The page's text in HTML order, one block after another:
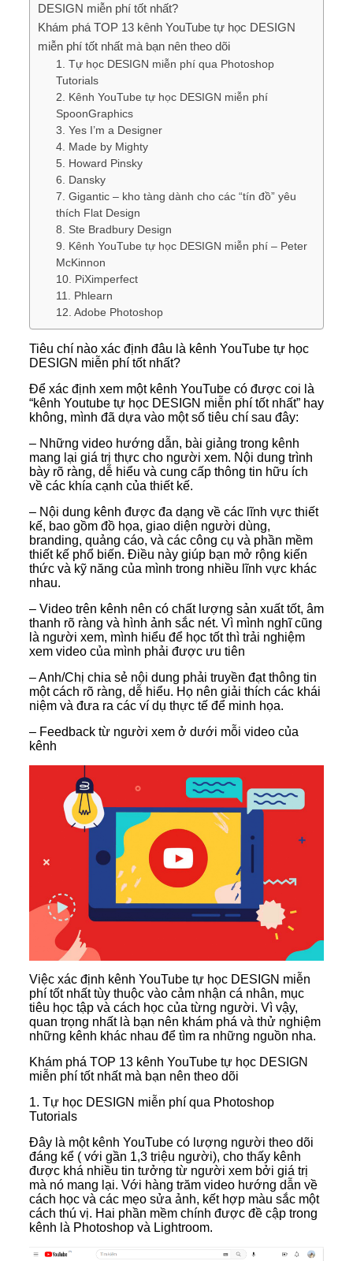
DESIGN miễn phí tốt nhất?
Khám phá TOP 13 kênh YouTube tự học DESIGN
miễn phí tốt nhất mà bạn nên theo dõi
1. Tự học DESIGN miễn phí qua Photoshop
Tutorials
2. Kênh YouTube tự học DESIGN miễn phí
SpoonGraphics
3. Yes I’m a Designer
4. Made by Mighty
5. Howard Pinsky
6. Dansky
7. Gigantic – kho tàng dành cho các “tín đồ” yêu
thích Flat Design
8. Ste Bradbury Design
9. Kênh YouTube tự học DESIGN miễn phí – Peter
McKinnon
10. PiXimperfect
11. Phlearn
12. Adobe Photoshop
Tiêu chí nào xác định đâu là kênh YouTube tự học
DESIGN miễn phí tốt nhất?
Để xác định xem một kênh YouTube có được coi là
“kênh Youtube tự học DESIGN miễn phí tốt nhất” hay
không, mình đã dựa vào một số tiêu chí sau đây:
– Những video hướng dẫn, bài giảng trong kênh
mang lại giá trị thực cho người xem. Nội dung trình
bày rõ ràng, dễ hiểu và cung cấp thông tin hữu ích
về các khía cạnh của thiết kế.
– Nội dung kênh được đa dạng về các lĩnh vực thiết
kế, bao gồm đồ họa, giao diện người dùng,
branding, quảng cáo, và các công cụ và phần mềm
thiết kế phổ biến. Điều này giúp bạn mở rộng kiến
thức và kỹ năng của mình trong nhiều lĩnh vực khác
nhau.
– Video trên kênh nên có chất lượng sản xuất tốt, âm
thanh rõ ràng và hình ảnh sắc nét. Vì mình nghĩ cũng
là người xem, mình hiểu để học tốt thì trải nghiệm
xem video của mình phải được ưu tiên
– Anh/Chị chia sẻ nội dung phải truyền đạt thông tin
một cách rõ ràng, dễ hiểu. Họ nên giải thích các khái
niệm và đưa ra các ví dụ thực tế để minh họa.
– Feedback từ người xem ở dưới mỗi video của
kênh
Việc xác định kênh YouTube tự học DESIGN miễn
phí tốt nhất tùy thuộc vào cảm nhận cá nhân, mục
tiêu học tập và cách học của từng người. Vì vậy,
quan trọng nhất là bạn nên khám phá và thử nghiệm
những kênh khác nhau để tìm ra những nguồn nha.
Khám phá TOP 13 kênh YouTube tự học DESIGN
miễn phí tốt nhất mà bạn nên theo dõi
1. Tự học DESIGN miễn phí qua Photoshop
Tutorials
Đây là một kênh YouTube có lượng người theo dõi
đáng kể ( với gần 1,3 triệu người), cho thấy kênh
được khá nhiều tin tưởng từ người xem bởi giá trị
mà nó mang lại. Với hàng trăm video hướng dẫn về
cách học và các mẹo sửa ảnh, kết hợp màu sắc một
cách thú vị. Hai phần mềm chính được đề cập trong
kênh là Photoshop và Lightroom.